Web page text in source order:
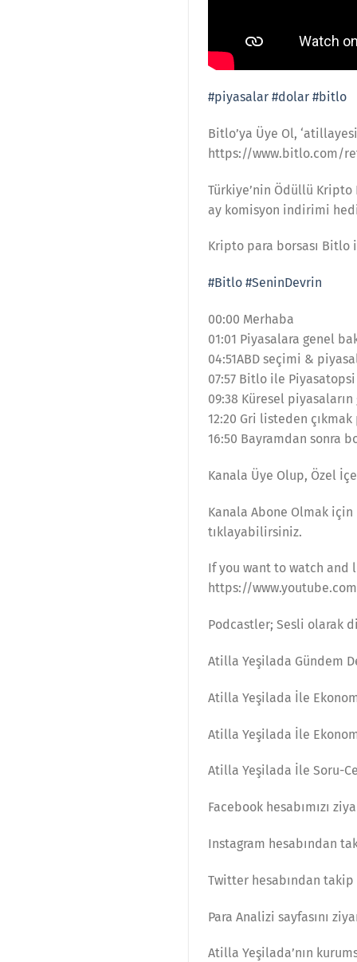
#piyasalar #dolar #bitlo
Bitlo’ya Üye Ol,
https://www.bitlo.com/
Türkiye’nin Ödüllü Kripto
ay komisyon indirimi
Kripto para borsası Bitlo
#Bitlo #SeninDevrin
00:00 Merhaba
01:01 Piyasalara genel
04:51ABD seçimi &
07:57 Bitlo ile Piyasatopsi
09:38 Küresel
12:20 Gri listeden
16:50 Bayramdan sonra
Kanala Üye Olup, Özel
Kanala Abone Olmak
tıklayabilirsiniz.
If you want to watch and
https://
Podcastler; Sesli olarak
Atilla Yeşilada Gündem
Atilla Yeşilada İle
Atilla Yeşilada İle
Atilla Yeşilada İle Soru-
Facebook hesabımızı
Instagram hesabından
Twitter hesabından
Para Analizi sayfasını
Atilla Yeşilada’nın